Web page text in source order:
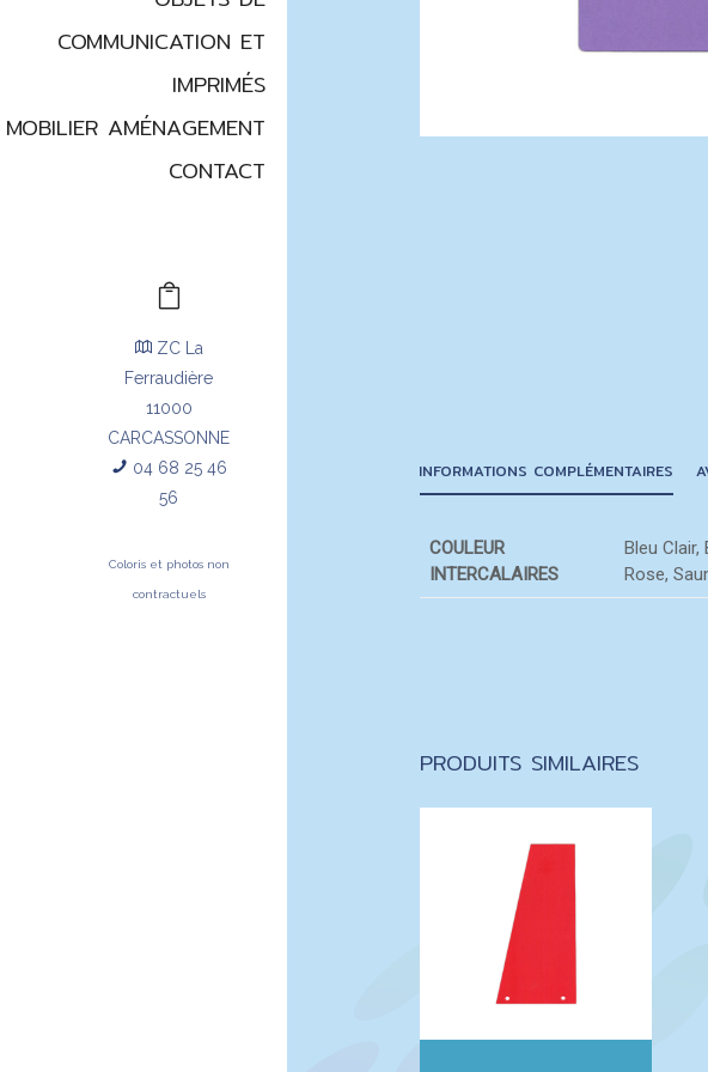
COMMUNICATION ET
IMPRIMÉS
MOBILIER AMÉNAGEMENT
CONTACT
ZC La
Ferraudière
11000
CARCASSONNE
04 68 25 46
56
Coloris et photos non
contractuels
INFORMATIONS COMPLÉMENTAIRES
COULEUR
INTERCALAIRES
Bleu Clair,
Rose,
PRODUITS SIMILAIRES